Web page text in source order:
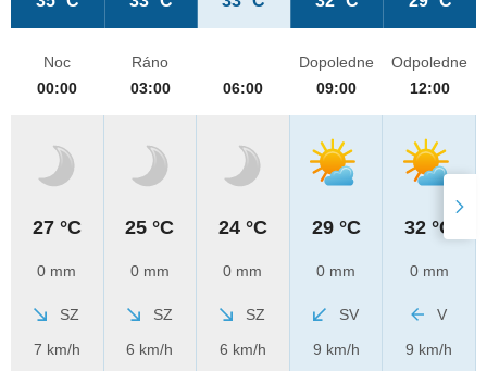
Noc
00:00
27 °C
0 mm
SZ
7 km/h
Ráno
03:00
25 °C
0 mm
SZ
6 km/h
06:00
24 °C
0 mm
SZ
6 km/h
Dopoledne
09:00
29 °C
0 mm
SV
9 km/h
Odpoledne
12:00
32 °C
0 mm
V
9 km/h